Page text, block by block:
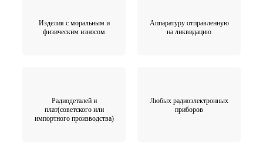
Изделия с моральным и
физическим износом
Аппаратуру отправленную
на ликвидацию
Радиодеталей и
плат(советского или
импортного производства)
Любых радиоэлектронных
приборов